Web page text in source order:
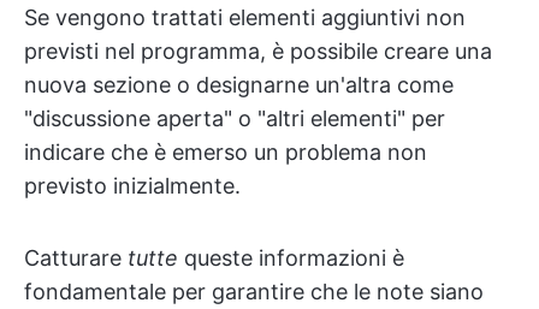
Se vengono trattati elementi aggiuntivi non
previsti nel programma, è possibile creare una
nuova sezione o designarne un'altra come
"discussione aperta" o "altri elementi" per
indicare che è emerso un problema non
previsto inizialmente.
Catturare tutte queste informazioni è
fondamentale per garantire che le note siano